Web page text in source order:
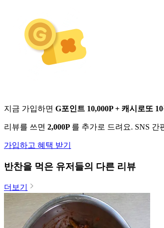
지금 가입하면 G포인트 10,000P + 캐시로또
리뷰를 쓰면 2,000P 를 추가로 드려요. SNS
가입하고 혜택 받기
반찬을 먹은 유저들의 다른 리뷰
더보기